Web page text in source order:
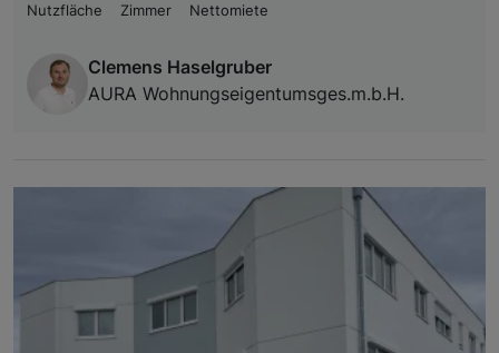
Nutzfläche
Zimmer Nettomiete
Clemens Haselgruber
AURA Wohnungseigentumsges.m.b.H.